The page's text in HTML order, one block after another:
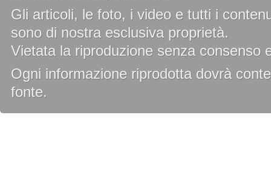
Gli articoli, le foto, i video e tutti i
sono di nostra esclusiva proprietà.
Vietata la riproduzione senza consenso
Ogni informazione riprodotta dovrà
fonte.